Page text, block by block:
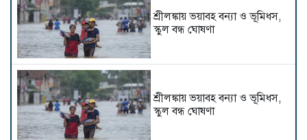
শ্রীলঙ্কায় ভয়াবহ বন্যা ও ভূমিধস,
স্কুল বন্ধ ঘোষণা
শ্রীলঙ্কায় ভয়াবহ বন্যা ও ভূমিধস,
স্কুল বন্ধ ঘোষণা